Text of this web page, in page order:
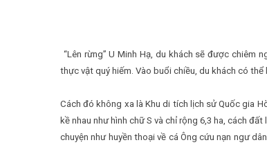
“Lên rừng” U Minh Hạ, du khách sẽ được
thực vật quý hiếm. Vào buổi chiều, du khách có
Cách đó không xa là Khu di tích lịch sử Quốc gia
kề nhau như hình chữ S và chỉ rộng 6,3 ha, cách
chuyện như huyền thoại về cá Ông cứu nạn ngư